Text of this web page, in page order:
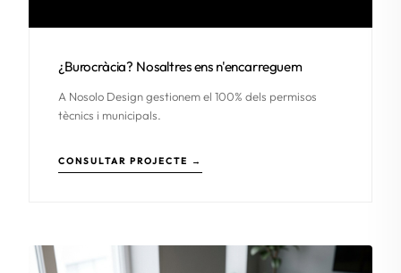
¿Burocràcia? Nosaltres ens n'encarreguem
A Nosolo Design gestionem el 100% dels permisos
tècnics i municipals.
CONSULTAR PROJECTE →